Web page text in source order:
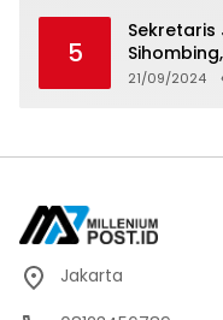
Standar
Saja
5
Sekretaris
DKI
21/09/2024
Jakarta